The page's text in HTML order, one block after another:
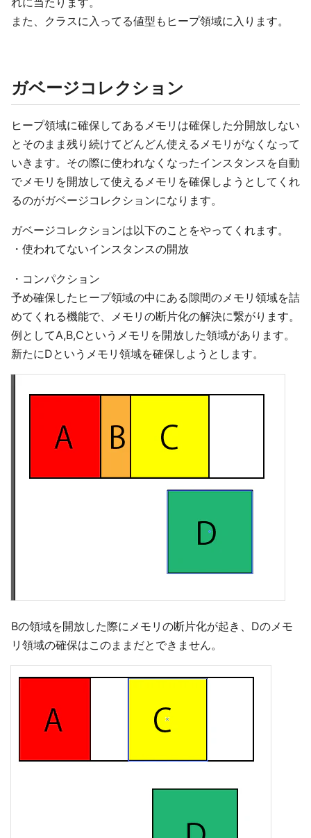
また、クラスに入ってる値型もヒープ領域に入ります。
ガベージコレクション
ヒープ領域に確保してあるメモリは確保した分開放しない
とそのまま残り続けてどんどん使えるメモリがなくなって
いきます。その際に使われなくなったインスタンスを自動
でメモリを開放して使えるメモリを確保しようとしてくれ
るのがガベージコレクションになります。
ガベージコレクションは以下のことをやってくれます。
・使われてないインスタンスの開放
・コンパクション
予め確保したヒープ領域の中にある隙間のメモリ領域を詰
めてくれる機能で、メモリの断片化の解決に繋がります。
例としてA,B,Cというメモリを開放した領域があります。
新たにDというメモリ領域を確保しようとします。
Bの領域を開放した際にメモリの断片化が起き、Dのメモ
リ領域の確保はこのままだとできません。